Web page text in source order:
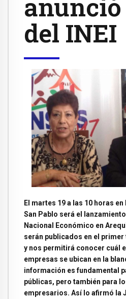
del INEI
El martes 19 a las 10 horas
San Pablo será el
Nacional Económico en
serán publicados en el
y nos permitirá conocer cuál
empresas se ubican en la
información es fundamental
públicas, pero también para
empresarios. Así lo afirmó la